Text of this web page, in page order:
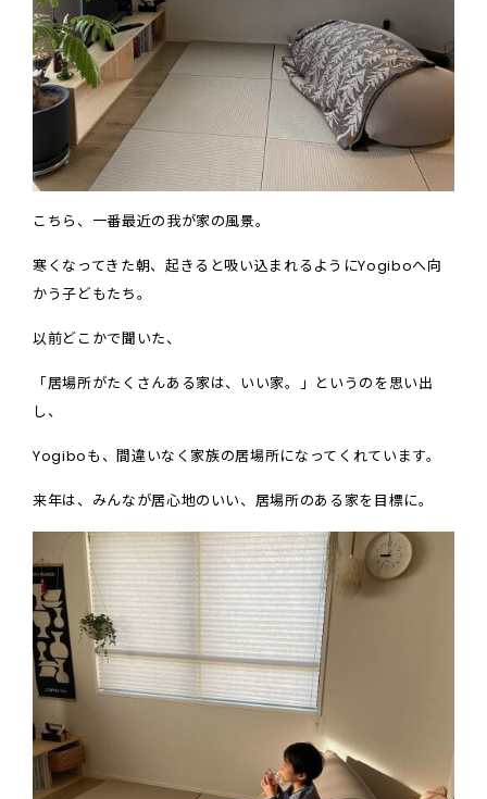
こちら、一番最近の我が家の風景。
寒くなってきた朝、起きると吸い込まれるようにYogiboへ向
かう子どもたち。
以前どこかで聞いた、
「居場所がたくさんある家は、いい家。」というのを思い出
し、
Yogiboも、間違いなく家族の居場所になってくれています。
来年は、みんなが居心地のいい、居場所のある家を目標に。